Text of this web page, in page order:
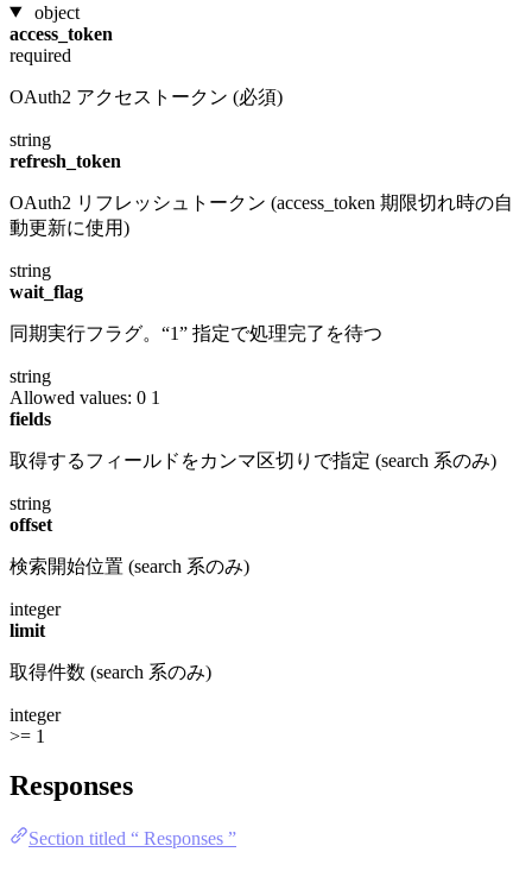
object
access_token
required
OAuth2 アクセストークン (必須)
string
refresh_token
OAuth2 リフレッシュトークン (access_token 期限切れ時の自
動更新に使用)
string
wait_flag
同期実行フラグ。“1” 指定で処理完了を待つ
string
Allowed values: 0 1
fields
取得するフィールドをカンマ区切りで指定 (search 系のみ)
string
offset
検索開始位置 (search 系のみ)
integer
limit
取得件数 (search 系のみ)
integer
>= 1
Responses
Section titled “ Responses ”